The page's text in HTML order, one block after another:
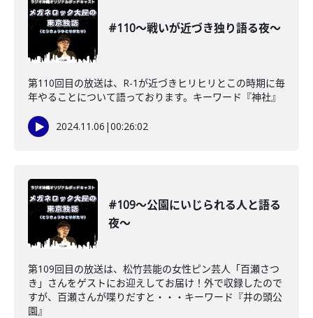
#110〜戦いが近づき独り語る夜〜
第110回目の放送は、R-1が近づきヒリヒリとこの時期に毎
年やることについて語っております。キーワード『神社』
2024.11.06 |00:26:02
#109〜公園にいじられる人と語る
夜〜
第109回目の放送は、松竹芸能の女性ピン芸人「百瀬さつ
き」さんをゲストにお迎えしてお届け！外で収録したので
すが、百瀬さんが喋りだすと・・・キーワード『井の頭公
園』